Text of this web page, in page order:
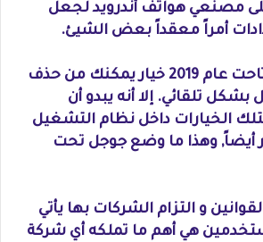
مصنعي هواتف أندرويد لجعل
أمراً معقداً بعض الشيئ.
رغم أن جوجل قد أتاحت عام 2019 خيار يمكنك من حذف
تلقائي. إلا أنه يبدو أن
الخيارات داخل نظام التشغيل
أيضاً, وهذا ما وضع جوجل تحت
و التزام الشركات بها يأتي
هي أهم ما تملكه أي شركة